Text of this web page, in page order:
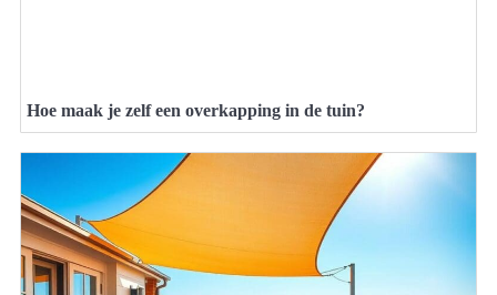
Hoe maak je zelf een overkapping in de tuin?